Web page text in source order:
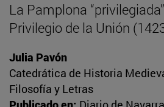
La Pamplona
Privilegio de la Unión
Julia Pavón
Catedrática de Historia
Filosofía y Letras